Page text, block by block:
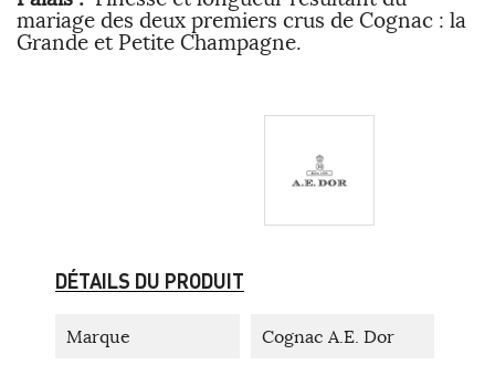
mariage des deux premiers crus de Cognac : la
Grande et Petite Champagne.
DÉTAILS DU PRODUIT
Marque Cognac A.E. Dor